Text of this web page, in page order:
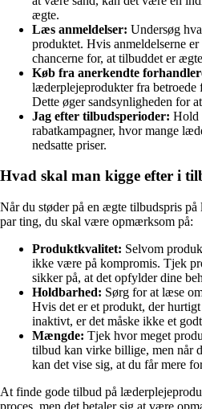
ægte.
Læs anmeldelser: Undersøg
produktet. Hvis anmeldelserne
chancerne for, at tilbuddet er
Køb fra anerkendte
læderplejeprodukter fra betroede
Dette øger sandsynligheden for
Jag efter tilbudsperioder: Hold
rabatkampagner, hvor mange
nedsatte priser.
Hvad skal man kigge efter i
Når du støder på en ægte tilbudspris
par ting, du skal være opmærksom på:
Produktkvalitet: Selvom
ikke være på kompromis. Tjek
sikker på, at det opfylder dine
Holdbarhed: Sørg for at læse
Hvis det er et produkt, der
inaktivt, er det måske ikke et
Mængde: Tjek hvor meget
tilbud kan virke billige, men når
kan det vise sig, at du får mere
At finde gode tilbud på